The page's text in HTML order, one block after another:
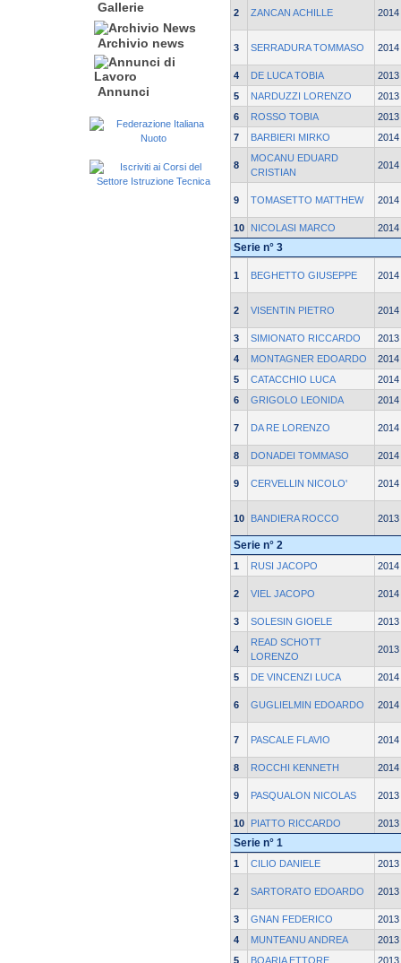
Gallerie
Archivio news
Annunci
2 ZANCAN ACHILLE 2014
3 SERRADURA TOMMASO 2014
4 DE LUCA TOBIA
2013
5
NARDUZZI LORENZO
2013
6
ROSSO TOBIA
2013
7
BARBIERI MIRKO 2014
8
MOCANU EDUARD
CRISTIAN
2014
9 TOMASETTO MATTHEW 2014
10 NICOLASI MARCO 2014
Serie n° 3
1 BEGHETTO GIUSEPPE 2014
2 VISENTIN PIETRO 2014
3 SIMIONATO RICCARDO
2013
4
MONTAGNER EDOARDO
2014
5
CATACCHIO LUCA
2014
6
GRIGOLO LEONIDA 2014
7 DA RE LORENZO 2014
8 DONADEI TOMMASO 2014
9 CERVELLIN NICOLO' 2014
10 BANDIERA ROCCO 2013
Serie n° 2
1 RUSI JACOPO 2014
2 VIEL JACOPO 2014
3 SOLESIN GIOELE 2013
4
READ SCHOTT
LORENZO
2013
5 DE VINCENZI LUCA 2014
6 GUGLIELMIN EDOARDO 2014
7 PASCALE FLAVIO 2014
8 ROCCHI KENNETH 2014
9 PASQUALON NICOLAS 2013
10 PIATTO RICCARDO 2013
Serie n° 1
1 CILIO DANIELE 2013
2 SARTORATO EDOARDO 2013
3 GNAN FEDERICO
2013
4
MUNTEANU ANDREA
2013
5
BOARIA ETTORE 2013